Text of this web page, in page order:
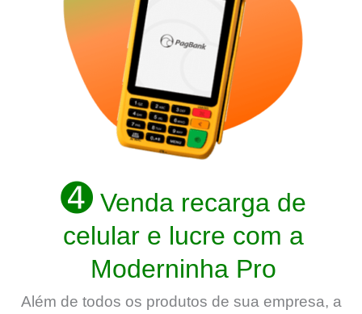
➍ Venda recarga de
celular e lucre com a
Moderninha Pro
Além de todos os produtos de sua empresa, a